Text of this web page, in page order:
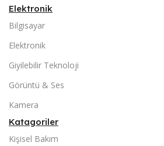
Elektronik
Bilgisayar
Elektronik
Giyilebilir Teknoloji
Görüntü & Ses
Kamera
Katagoriler
Kişisel Bakım